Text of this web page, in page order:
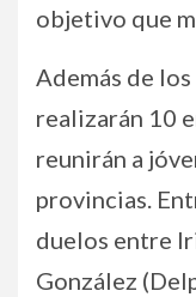
objetivo que
Además de
realizarán 10
reunirán a
provincias.
duelos entre
González